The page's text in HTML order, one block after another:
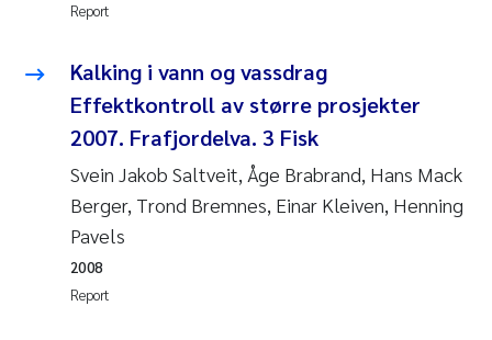
Inga Fløisand
Lena Haugland Moen
Li Xie
Maria Thérése Hultman
Ana Margarida Pinto Costa
Vladyslava Hostyeva
Report
Kalking i vann og vassdrag
Effektkontroll av større prosjekter
2007. Frafjordelva. 3 Fisk
Svein Jakob Saltveit, Åge Brabrand, Hans Mack
Berger, Trond Bremnes, Einar Kleiven, Henning
Pavels
Report
2008